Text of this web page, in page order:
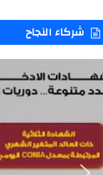
شركاء النجاح